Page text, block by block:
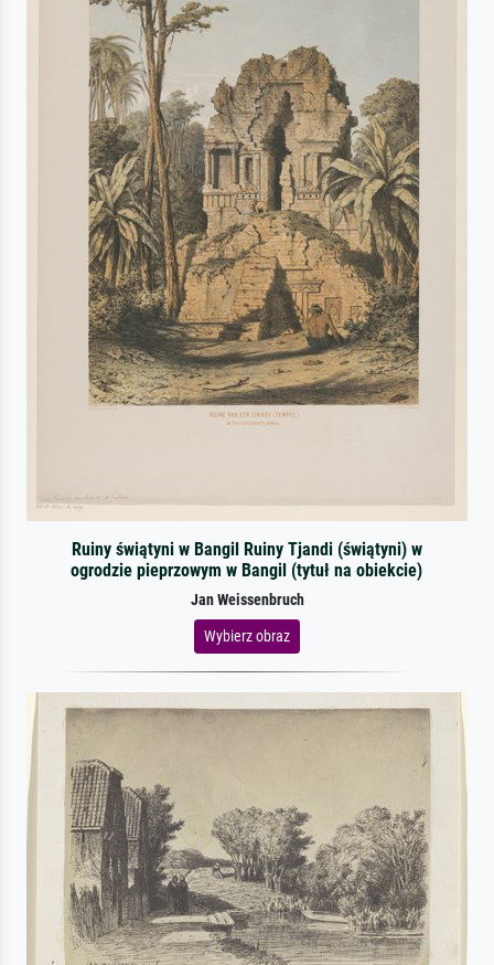
Ruiny świątyni w Bangil Ruiny Tjandi (świątyni) w
ogrodzie pieprzowym w Bangil (tytuł na obiekcie)
Jan Weissenbruch
Wybierz obraz